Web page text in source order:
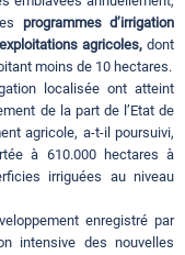
programmes d’irrigation
agricoles, dont
moins de 10 hectares.
localisée ont atteint
de la part de l’Etat de
agricole, a-t-il poursuivi,
à 610.000 hectares à
irriguées au niveau
enregistré par
intensive des nouvelles